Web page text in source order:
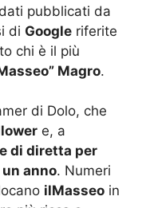
pubblicati da
di Google riferite
chi è il più
Magro.
di Dolo, che
e, a
di diretta per
anno. Numeri
ilMasseo in